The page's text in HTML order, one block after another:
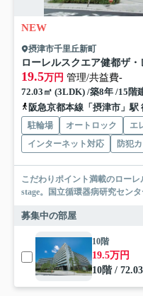
NEW
摂津市千里丘新町
19.5万円 管理/共益費-
72.03㎡ (3LDK) /築8年 /15階
阪急京都本線「摂津市」駅
駐輪場 オートロック エ
インターネット対応
防犯
こだわりポイント満載のロー
stage。国立循環器病研究セン
募集中の部屋
10階
19.5万円
10階 /